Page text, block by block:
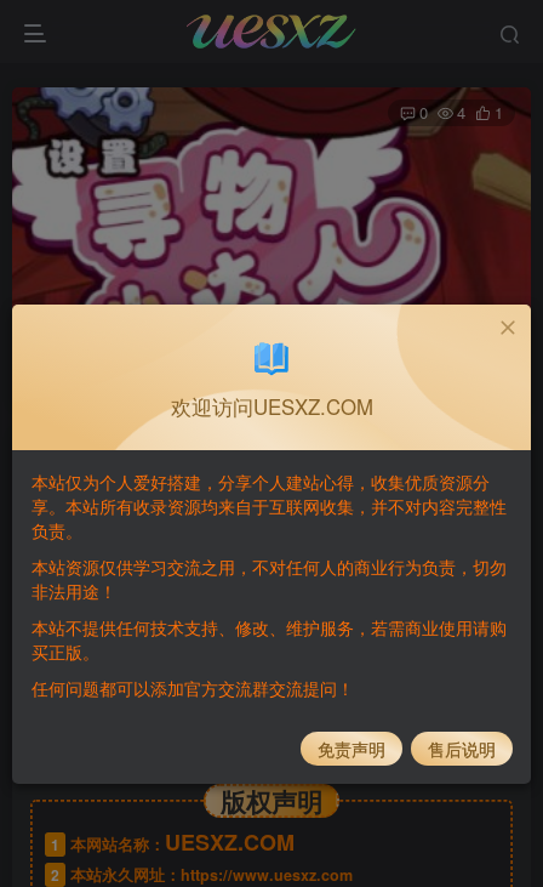
0 4 1
2个月前发布
关注 私信
版权声明
1 本网站名称： UESXZ.COM
2 本站永久网址： https://www.uesxz.com
欢迎访问UESXZ.COM
本站仅为个人爱好搭建，分享个人建站心得，收集优质资源分
享。本站所有收录资源均来自于互联网收集，并不对内容完整性
负责。
本站资源仅供学习交流之用，不对任何人的商业行为负责，切勿
非法用途！
本站不提供任何技术支持、修改、维护服务，若需商业使用请购
买正版。
任何问题都可以添加官方交流群交流提问！
免责声明 售后说明